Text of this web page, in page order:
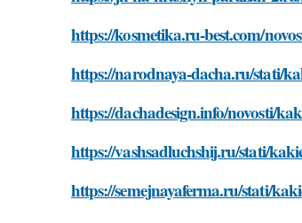
https://kosmetika.ru-best.com/
https://narodnaya-dacha.ru/stati/
https://dachadesign.info/novosti/
https://vashsadluchshij.ru/stati/
https://semejnayaferma.ru/stati/